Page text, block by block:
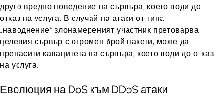
друго вредно поведение на сървъра, което води до
отказ на услуга. В случай на атаки от типа
„наводнение“ злонамереният участник претоварва
целевия сървър с огромен брой пакети, може да
пренасити капацитета на сървъра, което води до отказ
на услуга.
Еволюция на DoS към DDoS атаки